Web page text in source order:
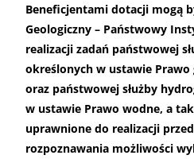
Beneficjentami dotacji mogą
Geologiczny – Państwowy
realizacji zadań państwowej
określonych w ustawie Prawo
oraz państwowej służby
w ustawie Prawo wodne, a
uprawnione do realizacji
rozpoznawania możliwości